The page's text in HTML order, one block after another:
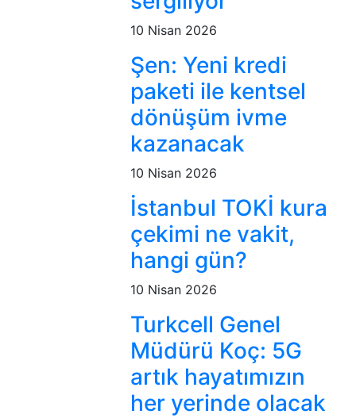
10 Nisan 2026
Şen: Yeni kredi
paketi ile kentsel
dönüşüm ivme
kazanacak
10 Nisan 2026
İstanbul TOKİ kura
çekimi ne vakit,
hangi gün?
10 Nisan 2026
Turkcell Genel
Müdürü Koç: 5G
artık hayatımızın
her yerinde olacak